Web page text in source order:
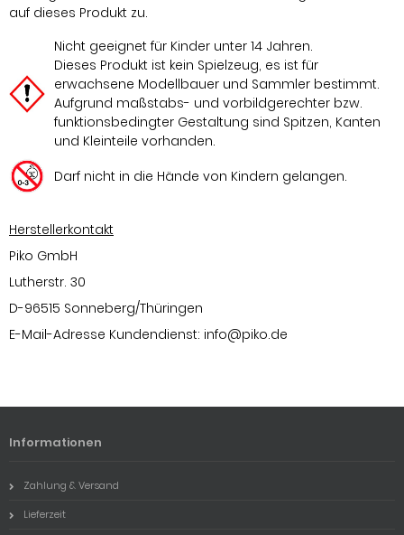
auf dieses Produkt zu.
Nicht geeignet für Kinder unter 14 Jahren.
Dieses Produkt ist kein Spielzeug, es ist für
erwachsene Modellbauer und Sammler bestimmt.
Aufgrund maßstabs- und vorbildgerechter bzw.
funktionsbedingter Gestaltung sind Spitzen, Kanten
und Kleinteile vorhanden.
Darf nicht in die Hände von Kindern gelangen.
Herstellerkontakt
Piko GmbH
Lutherstr. 30
D-96515 Sonneberg/Thüringen
E-Mail-Adresse Kundendienst: info@piko.de
Informationen
Zahlung & Versand
Lieferzeit